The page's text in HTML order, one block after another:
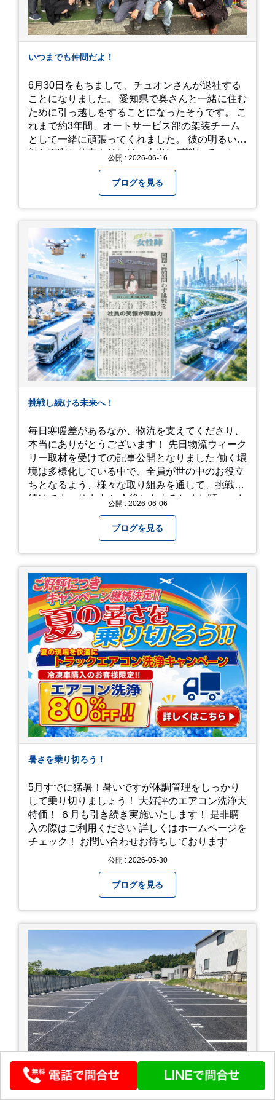
は、とても幻想的で素敵な写真になりますよ。 梅
雨の季節特有の「しっとりと濡れたアジサイ」も
素敵ですし、晴れた日の「キラキラした光を浴び
たアジサイ」も最高です。ぜひカメラを持って出
やすい靴で: 山の斜面を利用した農園ですので、
歩き慣れた靴で行くのが安心です。 雨対策: 雨上
がりは足元が少し滑りやすくなることがありま
す。タオルや雨具を用意しておくと安心ですね。
開花時期のチェック: その年の気候によって見頃
が少し前後します。出かける前に必ず公式情報や
SNSで見頃を確認しましょう！ おわりに 梅雨の
時期を「我慢する期間」から「お出かけを楽しむ
期間」に変えてくれる、そんな素敵な場所です。
いです！
いつまでも仲間だよ！
6月30日をもちまして、チュオンさんが退社する
ことになりました。 愛知県で奥さんと一緒に住む
ために引っ越しをすることになったそうです。 こ
れまで約3年間、オートサービス部の架装チーム
として一緒に頑張ってくれました。 彼の明るい笑
顔と丁寧な仕事ぶりには、本当に感謝していま
撮影した記念写真を添付します。 チュオンさんの
今後のご活躍と新しいスタートを、みんなで応援
しましょう！ チュオンさん、今まで本当にありが
とうございました！
公開 : 2026-06-16
ブログを見る
挑戦し続ける未来へ！
毎日寒暖差があるなか、物流を支えてくださり、
本当にありがとうございます！ 先日物流ウィーク
リー取材を受けての記事公開となりました 働く環
境は多様化している中で、全員が世の中のお役立
ちとなるよう、様々な取り組みを通して、挑戦を
続けてまいります！ 今後ともよろしくお願いいた公開 : 2026-06-06
ブログを見る
暑さを乗り切ろう！
5月すでに猛暑！暑いですが体調管理をしっかり
して乗り切りましょう！ 大好評のエアコン洗浄大
特価！ ６月も引き続き実施いたします！ 是非購
入の際はご利用ください 詳しくはホームページを
チェック！ お問い合わせお待ちしております
公開 : 2026-05-30
ブログを見る